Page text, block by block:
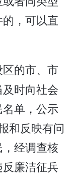
，可以直
的市、市
时向社会
单，公示
和反映有问
经调查核
廉洁征兵